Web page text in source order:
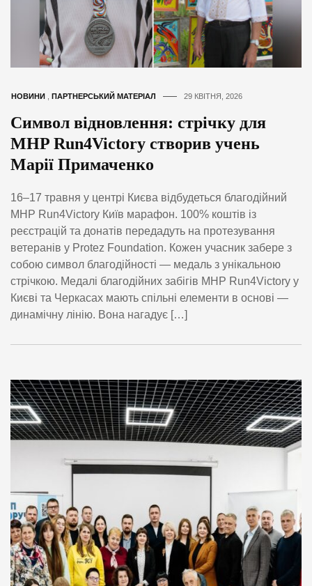
НОВИНИ ПАРТНЕРСЬКИЙ МАТЕРІАЛ 29 КВІТНЯ, 2026
Символ відновлення: стрічку для
MHP Run4Victory створив учень
Марії Примаченко
16–17 травня у центрі Києва відбудеться благодійний
MHP Run4Victory Київ марафон. 100% коштів із
реєстрацій та донатів передадуть на протезування
ветеранів у Protez Foundation. Кожен учасник забере з
собою символ благодійності — медаль з унікальною
стрічкою. Медалі благодійних забігів MHP Run4Victory у
Києві та Черкасах мають спільні елементи в основі —
динамічну лінію. Вона нагадує […]